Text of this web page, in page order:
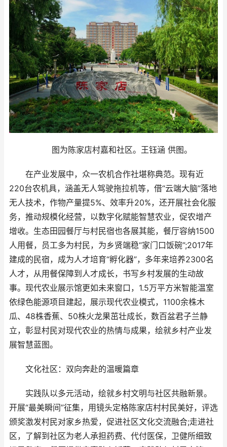
图为陈家店村嘉和社区。王钰涵 供图。
在产业发展中，众一农机合作社堪称典范。现有近
220台农机具，涵盖无人驾驶拖拉机等，借“云端大脑”落地
无人技术，作物产量提5%、效率升20%，还开展社会化服
务，推动规模化经营，以数字化赋能智慧农业，促农增产
增收。生态田园餐厅与村民宿也各展其能，餐厅容纳1500
人用餐，员工多为村民，为乡贤端稳“家门口饭碗”;2017年
建成的民宿，成为人才培育“孵化器”，多年来培养2300名
人才，从用餐保障到人才成长，书写乡村发展的生动故
事。现代农业展示馆更如未来窗口，1.5万平方米智能温室
依绿色能源项目建起，展示现代农业模式，1100余株木
瓜、48株香蕉、50株火龙果茁壮成长，数百盆君子兰静
立，彰显村民对现代农业的热情与成果，绘就乡村产业发
展智慧蓝图。
文化社区：双向奔赴的温暖篇章
实践队以多元活动，绘就乡村文明与社区共融新景。
开展“最美瞬间”征集，用镜头定格陈家店村村民美好，评选
颁奖激发村民对家乡热爱，促进社区文化交流融合;走进社
区，了解到社区为老人承担药费、代付医保，卫健所细致